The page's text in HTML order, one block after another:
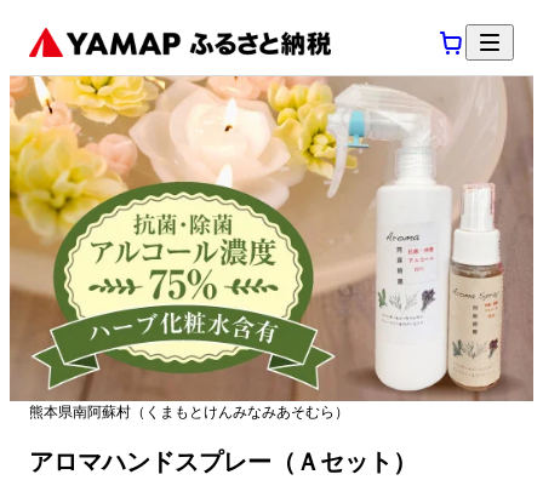
熊本県南阿蘇村 （ くまもとけんみなみあそむら ）
アロマハンドスプレー（Ａセット）